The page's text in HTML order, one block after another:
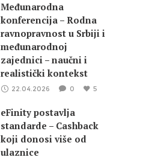
Međunarodna
konferencija – Rodna
ravnopravnost u Srbiji i
međunarodnoj
zajednici – naučni i
realistički kontekst
22.04.2026 0 5
eFinity postavlja
standarde – Cashback
koji donosi više od
ulaznice